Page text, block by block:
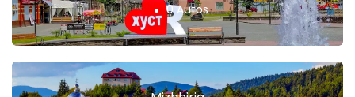
0 Autos